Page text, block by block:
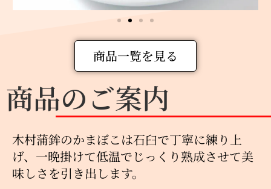
商品のご案内
木村蒲鉾のかまぼこは石臼で丁寧に練り上
げ、一晩掛けて低温でじっくり熟成させて美
味しさを引き出します。
商品一覧を見る